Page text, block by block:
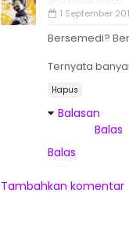
1 September
Bersemedi?
Ternyata
Hapus
Balasan
Balas
Balas
Tambahkan komentar